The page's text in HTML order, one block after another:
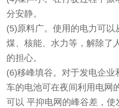
分安静。
(5)原料广。使用的电力可以
煤、核能、水力等，解除了
的担心。
(6)移峰填谷。对于发电企
车的电池可在夜间利用电网
可以 平抑电网的峰谷差，使